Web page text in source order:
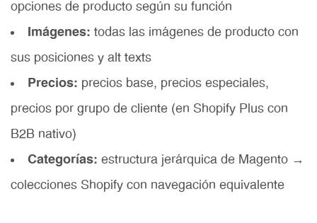
opciones de producto según su función
Imágenes: todas las imágenes de producto con
sus posiciones y alt texts
Precios: precios base, precios especiales,
precios por grupo de cliente (en Shopify Plus con
B2B nativo)
Categorías: estructura jerárquica de Magento →
colecciones Shopify con navegación equivalente